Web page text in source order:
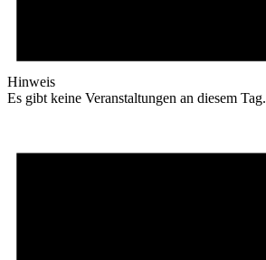
Hinweis
Es gibt keine Veranstaltungen an diesem Tag.